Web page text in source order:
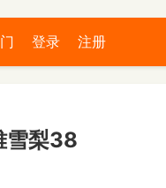
登录 注册
雪梨38